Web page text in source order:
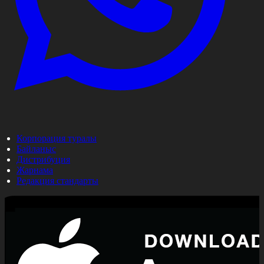
Корпорация туралы
Байланыс
Дистрибуция
Жарнама
Редакция стандарты